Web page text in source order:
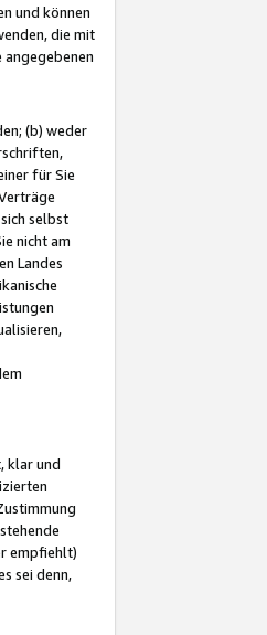
und können
die mit
(b) weder
für Sie
selbst
nicht am
Landes
klar und
empfiehlt)
sei denn,